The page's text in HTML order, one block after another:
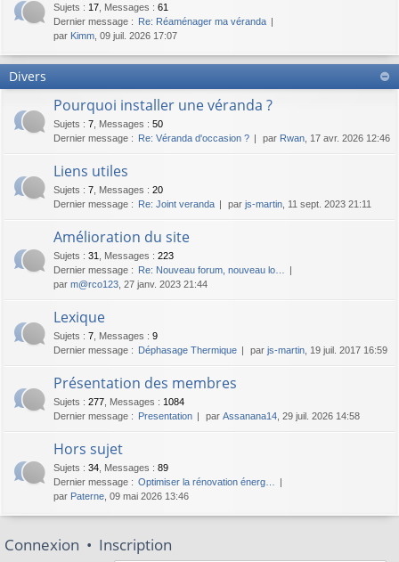
Sujets : 17 Messages : 61
Dernier message : Re: Réaménager ma véranda
par Kimm , 09 juil. 2026 17:07
Divers
Pourquoi installer une véranda ?
Sujets : 7 Messages : 50
Dernier message : Re: Véranda d'occasion ? par Rwan , 17 avr. 2026 12:46
Liens utiles
Sujets : 7 Messages : 20
Dernier message : Re: Joint veranda par js-martin , 11 sept. 2023 21:11
Amélioration du site
Sujets : 31 Messages : 223
Dernier message : Re: Nouveau forum, nouveau lo…
par m@rco123 , 27 janv. 2023 21:44
Lexique
Sujets : 7 Messages : 9
Dernier message : Déphasage Thermique par js-martin , 19 juil. 2017 16:59
Présentation des membres
Sujets : 277 Messages : 1084
Dernier message : Presentation par Assanana14 , 29 juil. 2026 14:58
Hors sujet
Sujets : 34 Messages : 89
Dernier message : Optimiser la rénovation énerg…
par Paterne , 09 mai 2026 13:46
Connexion • Inscription